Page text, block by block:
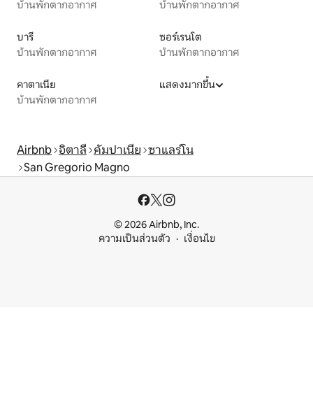
บ้านพักตากอากาศ บ้านพักตากอากาศ
บารี
บ้านพักตากอากาศ
ซอร์เรนโต
บ้านพักตากอากาศ
คาตาเนีย
บ้านพักตากอากาศ
แสดงมากขึ้น
Airbnb อิตาลี คัมปาเนีย ซาแลร์โน
San Gregorio Magno
© 2026 Airbnb, Inc.
ความเป็นส่วนตัว
เงื่อนไข